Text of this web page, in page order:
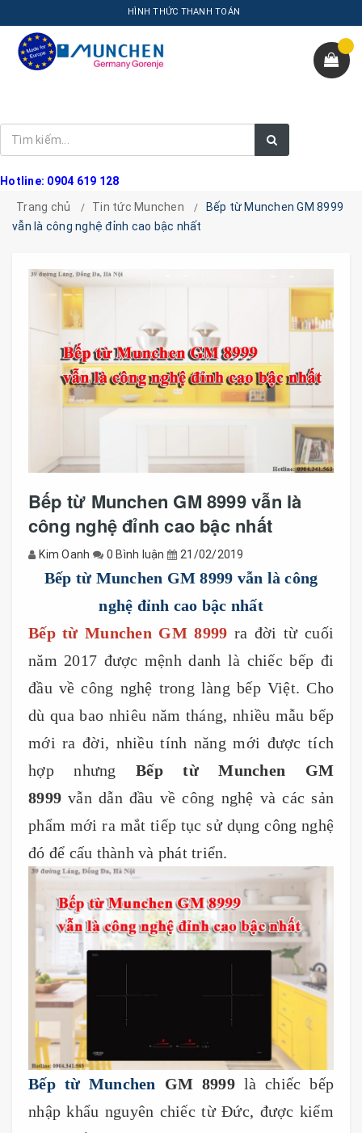
HÌNH THỨC THANH TOÁN
Hotline: 0904 619 128
Trang chủ
Tin tức Munchen
Bếp từ Munchen GM 8999
vẫn là công nghệ đỉnh cao bậc nhất
Bếp từ Munchen GM 8999 vẫn là
công nghệ đỉnh cao bậc nhất
Kim Oanh 0 Bình luận 21/02/2019
Bếp từ Munchen GM 8999 vẫn là công
nghệ đỉnh cao bậc nhất
Bếp từ Munchen GM 8999 ra đời từ cuối
năm 2017 được mệnh danh là chiếc bếp đi
đầu về công nghệ trong làng bếp Việt. Cho
dù qua bao nhiêu năm tháng, nhiều mẫu bếp
mới ra đời, nhiều tính năng mới được tích
hợp nhưng Bếp từ Munchen GM
8999 vẫn dẫn đầu về công nghệ và các sản
phẩm mới ra mắt tiếp tục sử dụng công nghệ
đó để cấu thành và phát triển.
Bếp từ Munchen GM 8999là chiếc bếp
nhập khẩu nguyên chiếc từ Đức, được kiểm